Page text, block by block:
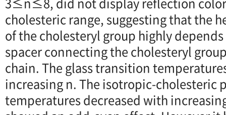
cholesteric range, suggesting that the
of the cholesteryl group highly
spacer connecting the cholesteryl
chain. The glass transition
increasing n. The isotropic-cholesteric
temperatures decreased with